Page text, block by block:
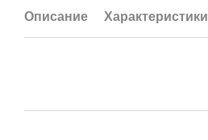
Описание Характеристики